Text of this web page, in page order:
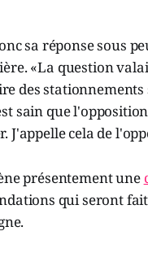
sa réponse sous
«La question
des
sain que
cela de
présentement une
qui seront